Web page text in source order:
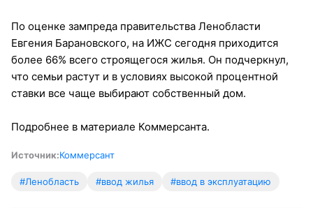
По оценке зампреда правительства Ленобласти
Евгения Барановского, на ИЖС сегодня приходится
более 66% всего строящегося жилья. Он подчеркнул,
что семьи растут и в условиях высокой процентной
ставки все чаще выбирают собственный дом.
Подробнее в материале Коммерсанта.
Источник:Коммерсант
#Ленобласть #ввод жилья #ввод в эксплуатацию